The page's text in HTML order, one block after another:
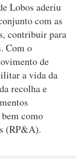
Lobos aderiu
com as
contribuir para
Com o
de
a vida da
recolha e
como
(RP&A).